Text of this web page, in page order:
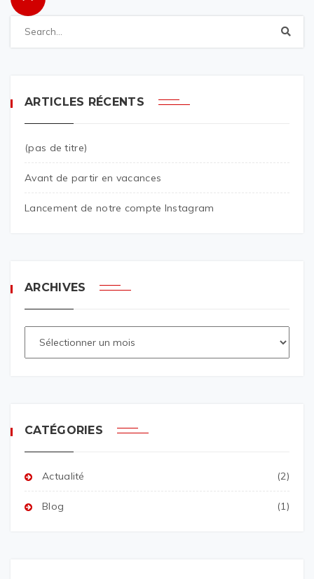
ARTICLES RÉCENTS
(pas de titre)
Avant de partir en vacances
Lancement de notre compte Instagram
ARCHIVES
CATÉGORIES
Actualité (2)
Blog (1)